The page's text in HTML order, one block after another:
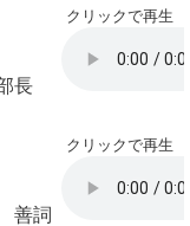
長
クリックで再生
善詞
クリックで再生